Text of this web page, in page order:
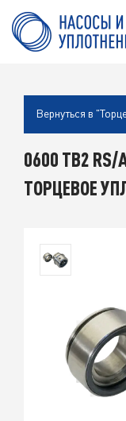
Вернуться в
0600 TB2 RS/
ТОРЦЕВОЕ